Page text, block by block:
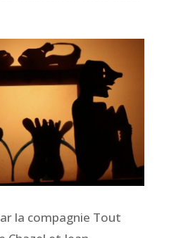
la compagnie Tout